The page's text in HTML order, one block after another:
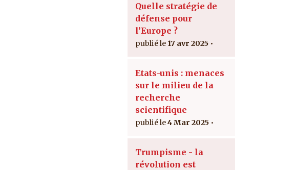
Quelle stratégie de
défense pour
l’Europe ?
17 avr 2025
Etats-unis : menaces
sur le milieu de la
recherche
scientifique
4 Mar 2025
Trumpisme - la
révolution est